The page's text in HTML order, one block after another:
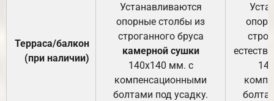
Терраса/балкон
(при наличии)
Устанавливаются
опорные столбы из
строганного бруса
камерной сушки
140х140 мм. с
компенсационными
болтами под усадку.